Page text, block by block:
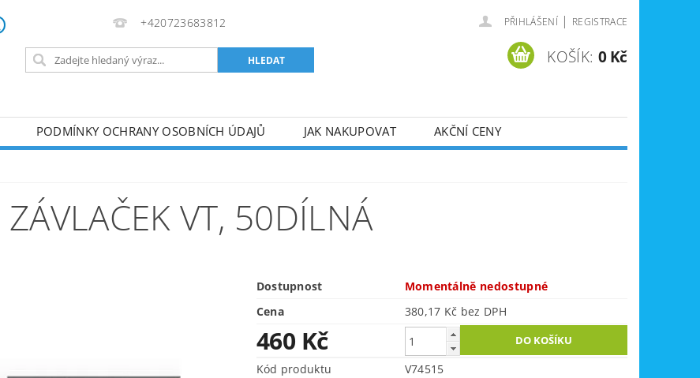
+420723683812 PŘIHLÁŠENÍ | REGISTRACE
KOŠÍK: 0 Kč
PODMÍNKY OCHRANY OSOBNÍCH ÚDAJŮ JAK NAKUPOVAT
AKČNÍ CENY
RUČNÍ NÁŘADÍ AKU NÁŘADÍ STAVEBNÍ STROJE
VT, 50DÍLNÁ
Dostupnost
Momentálně nedostupné
Cena
380,17 Kč bez DPH
460 Kč
Kód produktu
V74515